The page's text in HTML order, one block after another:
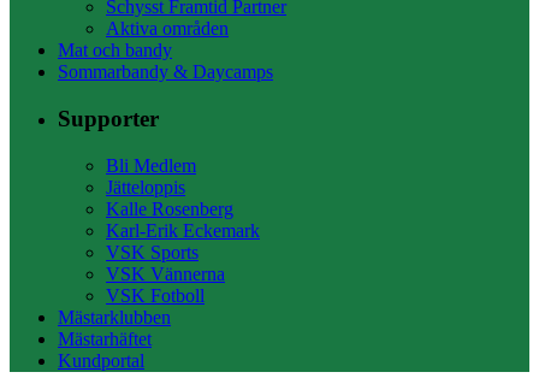
Schysst Framtid Partner
Aktiva områden
Mat och bandy
Sommarbandy & Daycamps
Supporter
Bli Medlem
Jätteloppis
Kalle Rosenberg
Karl-Erik Eckemark
VSK Sports
VSK Vännerna
VSK Fotboll
Mästarklubben
Mästarhäftet
Kundportal